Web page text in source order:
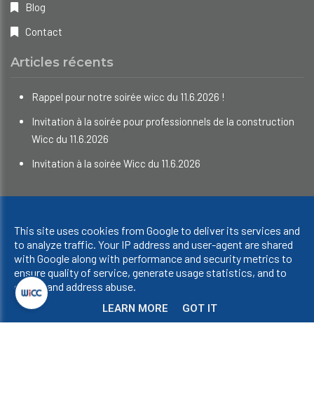
Blog
Contact
Articles récents
Rappel pour notre soirée wicc du 11.6.2026 !
Invitation à la soirée pour professionnels de la construction
Wicc du 11.6.2026
Invitation à la soirée Wicc du 11.6.2026
Confidentialité et cookies|UP-TO-DATE WebDesign
This site uses cookies from Google to deliver its services and
to analyze traffic. Your IP address and user-agent are shared
with Google along with performance and security metrics to
ensure quality of service, generate usage statistics, and to
detect and address abuse.
LEARN MORE GOT IT